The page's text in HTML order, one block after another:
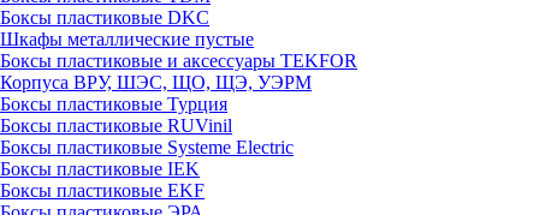
Боксы пластиковые DKC
Шкафы металлические пустые
Боксы пластиковые и аксессуары TEKFOR
Корпуса ВРУ, ШЭС, ЩО, ЩЭ, УЭРМ
Боксы пластиковые Турция
Боксы пластиковые RUVinil
Боксы пластиковые Systeme Electric
Боксы пластиковые IEK
Боксы пластиковые EKF